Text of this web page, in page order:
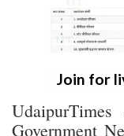
Join for
Government